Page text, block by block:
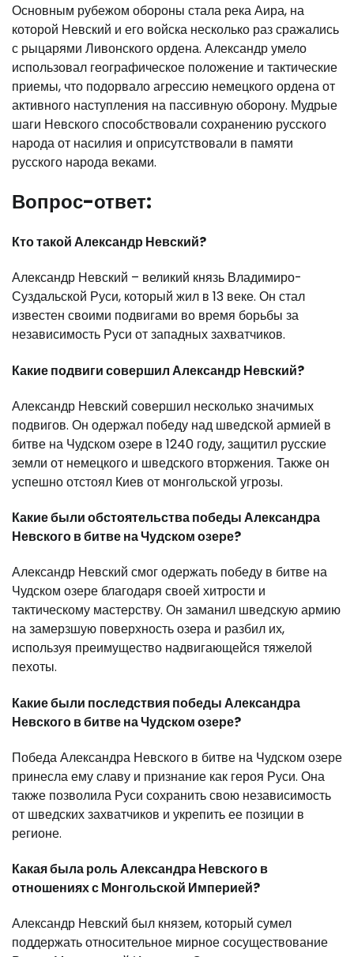
Основным рубежом обороны стала река Аира, на
которой Невский и его войска несколько раз сражались
с рыцарями Ливонского ордена. Александр умело
использовал географическое положение и тактические
приемы, что подорвало агрессию немецкого ордена от
активного наступления на пассивную оборону. Мудрые
шаги Невского способствовали сохранению русского
народа от насилия и оприсутствовали в памяти
русского народа веками.
Вопрос-ответ:
Кто такой Александр Невский?
Александр Невский – великий князь Владимиро-
Суздальской Руси, который жил в 13 веке. Он стал
известен своими подвигами во время борьбы за
независимость Руси от западных захватчиков.
Какие подвиги совершил Александр Невский?
Александр Невский совершил несколько значимых
подвигов. Он одержал победу над шведской армией в
битве на Чудском озере в 1240 году, защитил русские
земли от немецкого и шведского вторжения. Также он
успешно отстоял Киев от монгольской угрозы.
Какие были обстоятельства победы Александра
Невского в битве на Чудском озере?
Александр Невский смог одержать победу в битве на
Чудском озере благодаря своей хитрости и
тактическому мастерству. Он заманил шведскую армию
на замерзшую поверхность озера и разбил их,
используя преимущество надвигающейся тяжелой
пехоты.
Какие были последствия победы Александра
Невского в битве на Чудском озере?
Победа Александра Невского в битве на Чудском озере
принесла ему славу и признание как героя Руси. Она
также позволила Руси сохранить свою независимость
от шведских захватчиков и укрепить ее позиции в
регионе.
Какая была роль Александра Невского в
отношениях с Монгольской Империей?
Александр Невский был князем, который сумел
поддержать относительное мирное сосуществование